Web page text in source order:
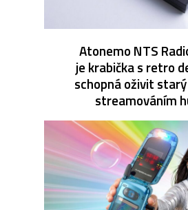
Atonemo NTS
je krabička s retro
schopná oživit
streamováním